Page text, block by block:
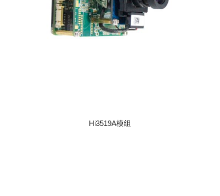
Hi3519A模组